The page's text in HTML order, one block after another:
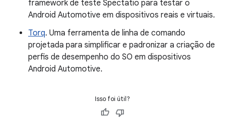
framework de teste Spectatio para testar o
Android Automotive em dispositivos reais e virtuais.
Torq. Uma ferramenta de linha de comando
projetada para simplificar e padronizar a criação de
perfis de desempenho do SO em dispositivos
Android Automotive.
Isso foi útil?